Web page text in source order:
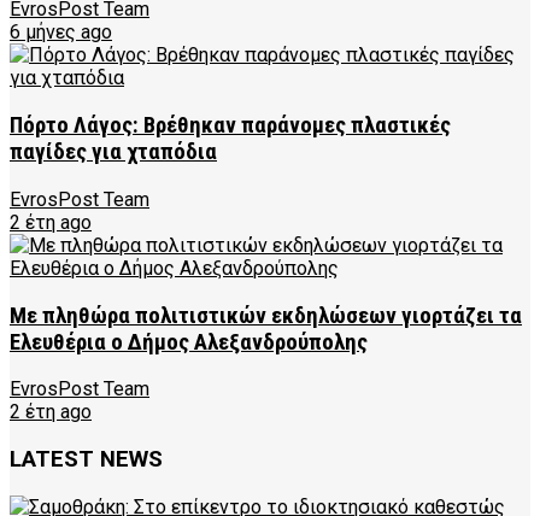
EvrosPost Team
6 μήνες ago
Πόρτο Λάγος: Βρέθηκαν παράνομες πλαστικές
παγίδες για χταπόδια
EvrosPost Team
2 έτη ago
Με πληθώρα πολιτιστικών εκδηλώσεων γιορτάζει τα
Ελευθέρια ο Δήμος Αλεξανδρούπολης
EvrosPost Team
2 έτη ago
LATEST NEWS